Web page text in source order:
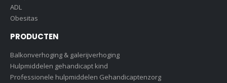
ADL
Obesitas
PRODUCTEN
Balkonverhoging & galerijverhoging
Hulpmiddelen gehandicapt kind
Professionele hulpmiddelen Gehandicaptenzorg